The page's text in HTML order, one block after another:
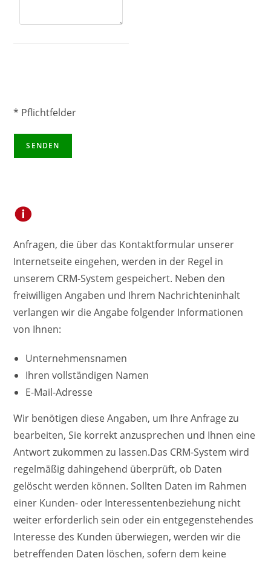
* Pflichtfelder
Anfragen, die über das Kontaktformular unserer
Internetseite eingehen, werden in der Regel in
unserem CRM-System gespeichert. Neben den
freiwilligen Angaben und Ihrem Nachrichteninhalt
verlangen wir die Angabe folgender Informationen
von Ihnen:
Unternehmensnamen
Ihren vollständigen Namen
E-Mail-Adresse
Wir benötigen diese Angaben, um Ihre Anfrage zu
bearbeiten, Sie korrekt anzusprechen und Ihnen eine
Antwort zukommen zu lassen.Das CRM-System wird
regelmäßig dahingehend überprüft, ob Daten
gelöscht werden können. Sollten Daten im Rahmen
einer Kunden- oder Interessentenbeziehung nicht
weiter erforderlich sein oder ein entgegenstehendes
Interesse des Kunden überwiegen, werden wir die
betreffenden Daten löschen, sofern dem keine